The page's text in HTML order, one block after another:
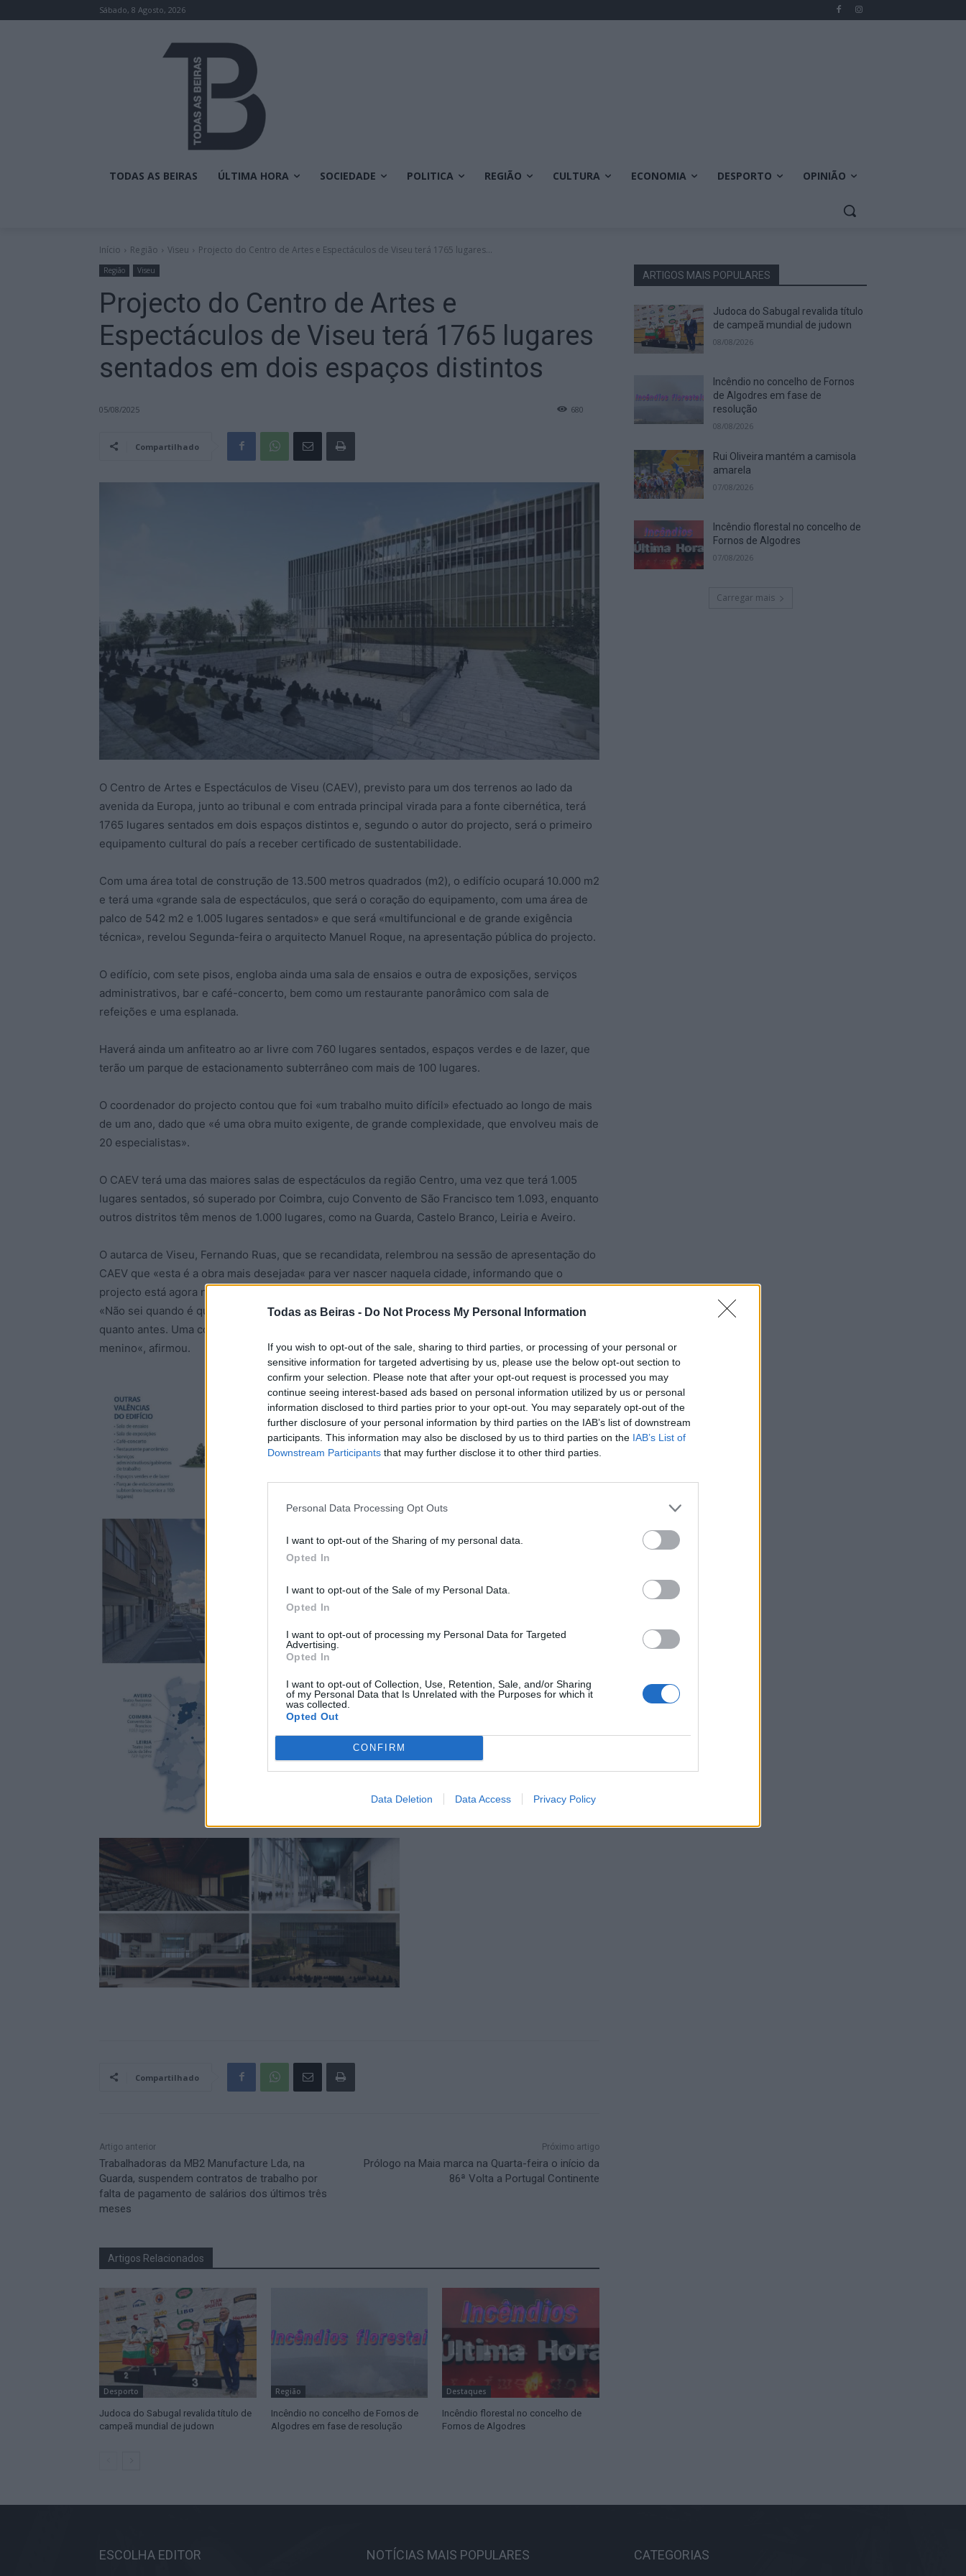
Todas as Beiras - Do Not Process My Personal Information
If you wish to opt-out of the sale, sharing to third parties, or processing of your personal or
sensitive information for targeted advertising by us, please use the below opt-out section to
confirm your selection. Please note that after your opt-out request is processed you may
continue seeing interest-based ads based on personal information utilized by us or personal
information disclosed to third parties prior to your opt-out. You may separately opt-out of the
further disclosure of your personal information by third parties on the IAB’s list of downstream
participants. This information may also be disclosed by us to third parties on the IAB’s List of
Downstream Participants that may further disclose it to other third parties.
Personal Data Processing Opt Outs
I want to opt-out of the Sharing of my personal data.
Opted In
I want to opt-out of the Sale of my Personal Data.
Opted In
I want to opt-out of processing my Personal Data for Targeted
Advertising.
Opted In
I want to opt-out of Collection, Use, Retention, Sale, and/or Sharing
of my Personal Data that Is Unrelated with the Purposes for which it
was collected.
Opted Out
CONFIRM
Data Deletion Data Access Privacy Policy
Sábado, 8 Agosto, 2026
TODAS AS BEIRAS ÚLTIMA HORA SOCIEDADE POLITICA REGIÃO CULTURA ECONOMIA DESPORTO OPINIÃO
Início Região Viseu Projecto do Centro de Artes e Espectáculos de Viseu terá 1765 lugares...
Região Viseu
Projecto do Centro de Artes e
Espectáculos de Viseu terá 1765 lugares
sentados em dois espaços distintos
05/08/2025 680
Compartilhado
O Centro de Artes e Espectáculos de Viseu (CAEV), previsto para um dos terrenos ao lado da
avenida da Europa, junto ao tribunal e com entrada principal virada para a fonte cibernética, terá
1765 lugares sentados em dois espaços distintos e, segundo o autor do projecto, será o primeiro
equipamento cultural do país a receber certificado de sustentabilidade.
Com uma área total de construção de 13.500 metros quadrados (m2), o edifício ocupará 10.000 m2
e terá uma «grande sala de espectáculos, que será o coração do equipamento, com uma área de
palco de 542 m2 e 1.005 lugares sentados» e que será «multifuncional e de grande exigência
técnica», revelou Segunda-feira o arquitecto Manuel Roque, na apresentação pública do projecto.
O edifício, com sete pisos, engloba ainda uma sala de ensaios e outra de exposições, serviços
administrativos, bar e café-concerto, bem como um restaurante panorâmico com sala de
refeições e uma esplanada.
Haverá ainda um anfiteatro ao ar livre com 760 lugares sentados, espaços verdes e de lazer, que
terão um parque de estacionamento subterrâneo com mais de 100 lugares.
O coordenador do projecto contou que foi «um trabalho muito difícil» efectuado ao longo de mais
de um ano, dado que «é uma obra muito exigente, de grande complexidade, que envolveu mais de
20 especialistas».
O CAEV terá uma das maiores salas de espectáculos da região Centro, uma vez que terá 1.005
lugares sentados, só superado por Coimbra, cujo Convento de São Francisco tem 1.093, enquanto
outros distritos têm menos de 1.000 lugares, como na Guarda, Castelo Branco, Leiria e Aveiro.
O autarca de Viseu, Fernando Ruas, que se recandidata, relembrou na sessão de apresentação do
CAEV que «esta é a obra mais desejada« para ver nascer naquela cidade, informando que o
projecto está agora no gabinete técnico do Município para depois ser aprovado pelo executivo.
«Não sei quando é que será lançado o concurso e não farei nenhum tipo de pressão para ser o
quanto antes. Uma coisa eu sei, gostaria muito de ser eu a inaugurá-lo, porque é mesmo o meu
menino«, afirmou.
Compartilhado
Artigo anterior
Trabalhadoras da MB2 Manufacture Lda, na
Guarda, suspendem contratos de trabalho por
falta de pagamento de salários dos últimos três
meses
Próximo artigo
Prólogo na Maia marca na Quarta-feira o início da
86ª Volta a Portugal Continente
Artigos Relacionados
Desporto
Judoca do Sabugal revalida título de
campeã mundial de judown
Região
Incêndio no concelho de Fornos de
Algodres em fase de resolução
Destaques
Incêndio florestal no concelho de
Fornos de Algodres
ARTIGOS MAIS POPULARES
Judoca do Sabugal revalida título
de campeã mundial de judown
08/08/2026
Incêndio no concelho de Fornos
de Algodres em fase de
resolução
08/08/2026
Rui Oliveira mantém a camisola
amarela
07/08/2026
Incêndio florestal no concelho de
Fornos de Algodres
07/08/2026
Carregar mais
ESCOLHA EDITOR NOTÍCIAS MAIS POPULARES CATEGORIAS